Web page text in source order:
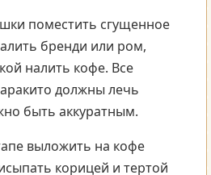
поместить сгущенное
бренди или ром,
налить кофе. Все
должны лечь
быть аккуратным.
выложить на кофе
корицей и тертой